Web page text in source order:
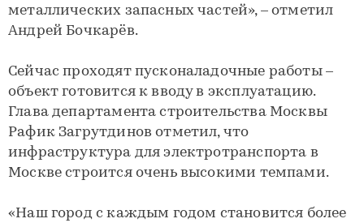
металлических запасных частей», – отметил
Андрей Бочкарёв.
Сейчас проходят пусконаладочные работы –
объект готовится к вводу в эксплуатацию.
Глава департамента строительства Москвы
Рафик Загрутдинов отметил, что
инфраструктура для электротранспорта в
Москве строится очень высокими темпами.
«Наш город с каждым годом становится более